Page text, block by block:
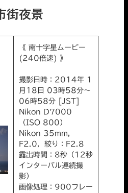
街夜景
《 南十字星ムービー
(240倍速) 》
撮影日時：2014年 1
月18日 03時58分～
06時58分 [JST]
Nikon D7000
（ISO 800）
Nikon 35mm,
F2.0，絞り：F2.8
露出時間：8秒（12秒
インターバル連続撮
影）
画像処理：900フレー